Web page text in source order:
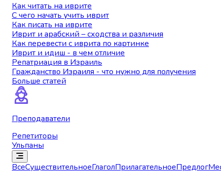
Как читать на иврите
С чего начать учить иврит
Как писать на иврите
Иврит и арабский – сходства и различия
Как перевести с иврита по картинке
Иврит и идиш - в чем отличие
Репатриация в Израиль
Гражданство Израиля - что нужно для получения
Больше статей
Преподаватели
Репетиторы
Ульпаны
ВсеСуществительноеГлаголПрилагательноеПредлог